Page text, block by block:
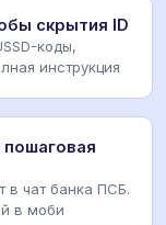
скрытия ID
коды,
инструкция
в чат банка ПСБ.
в моби